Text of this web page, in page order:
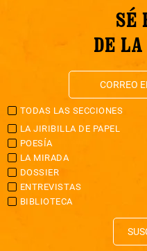
SÉ
DE
TODAS LAS SECCIONES
LA JIRIBILLA DE PAPEL
POESÍA
LA MIRADA
DOSSIER
ENTREVISTAS
BIBLIOTECA